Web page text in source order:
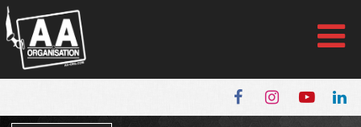
Panneau de gestion des cookies